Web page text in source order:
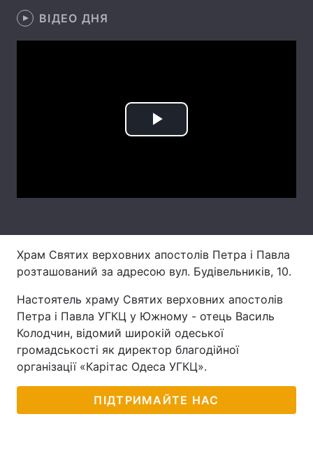
Екологія
Тема оформлення
ВІДЕО ДНЯ
Play
Храм Святих верховних апостолів Петра і Павла
розташований за адресою вул. Будівельників, 10.
Настоятель храму Святих верховних апостолів
Петра і Павла УГКЦ у Южному - отець Василь
Колодчин, відомий широкій одеської
громадськості як директор благодійної
організації «Карітас Одеса УГКЦ».
ПІДТРИМАЙТЕ НАС